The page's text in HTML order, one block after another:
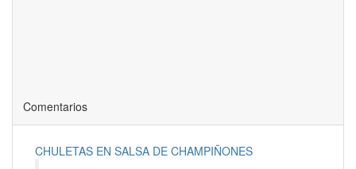
Comentarios
CHULETAS EN SALSA DE CHAMPIÑONES